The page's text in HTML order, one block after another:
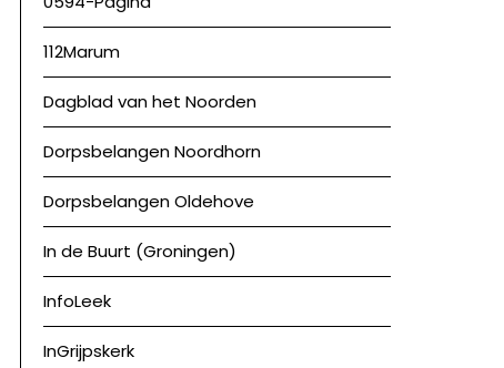
112Marum
Dagblad van het Noorden
Dorpsbelangen Noordhorn
Dorpsbelangen Oldehove
In de Buurt (Groningen)
InfoLeek
InGrijpskerk